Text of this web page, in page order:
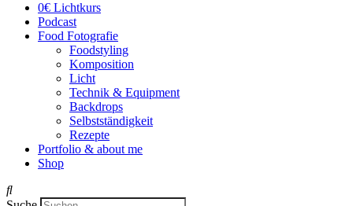
0€ Lichtkurs
Podcast
Food Fotografie
Foodstyling
Komposition
Licht
Technik & Equipment
Backdrops
Selbstständigkeit
Rezepte
Portfolio & about me
Shop